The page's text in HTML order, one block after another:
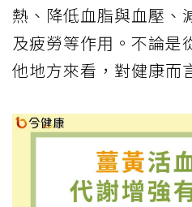
熱、降低血脂與血壓、
及疲勞等作用。不論是
他地方來看，對健康而